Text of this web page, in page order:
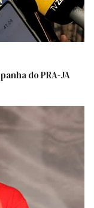
do PRA-JA